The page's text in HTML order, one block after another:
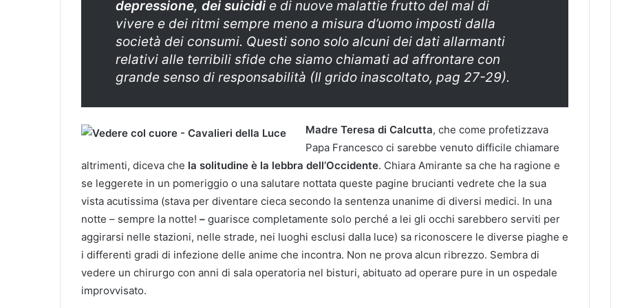
depres­sione, dei suicidi e di nuove malattie frut­to del mal di
vivere e dei ritmi sempre meno a misura d’uomo imposti dalla
società dei consumi. Questi sono solo alcuni dei dati allarmanti
relativi alle terribili sfide che siamo chia­mati ad affrontare con
grande senso di re­sponsabilità (Il grido inascoltato, pag 27-29).
Madre Teresa di Calcutta, che come profetizzava
Papa Francesco ci sarebbe venuto difficile chiamare
altrimenti, diceva che la solitudine è la lebbra dell’Occidente. Chiara Amirante sa che ha ragione e
se leggerete in un pomeriggio o una salutare nottata queste pagine brucianti vedrete che la sua
vista acutissima (stava per diventare cieca secondo la sentenza unanime di diversi medici. In una
notte – sempre la notte! – guarisce completamente solo perché a lei gli occhi sarebbero serviti per
aggirarsi nelle stazioni, nelle strade, nei luoghi esclusi dalla luce) sa riconoscere le diverse piaghe e
i differenti gradi di infezione delle anime che incontra. Non ne prova alcun ribrezzo. Sembra di
vedere un chirurgo con anni di sala operatoria nel bisturi, abituato ad operare pure in un ospedale
improvvisato.